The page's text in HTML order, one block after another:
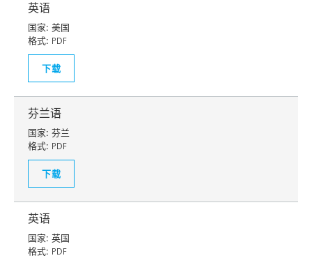
英语
国家: 美国
格式: PDF
下载
芬兰语
国家: 芬兰
格式: PDF
下载
英语
国家: 英国
格式: PDF